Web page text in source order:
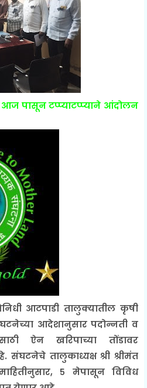
आज पासून टप्प्याटप्प्याने आंदोलन
आटपाडी तालुक्यातील कृषी
आदेशानुसार पदोन्नती व
ऐन खरिपाच्या तोंडावर
संघटनेचे तालुकाध्यक्ष श्री श्रीमंत
५ मेपासून विविध